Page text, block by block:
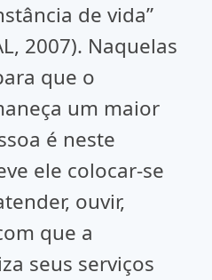
de vida”
2007). Naquelas
que o
um maior
é neste
ele colocar-se
ouvir,
que a
seus serviços